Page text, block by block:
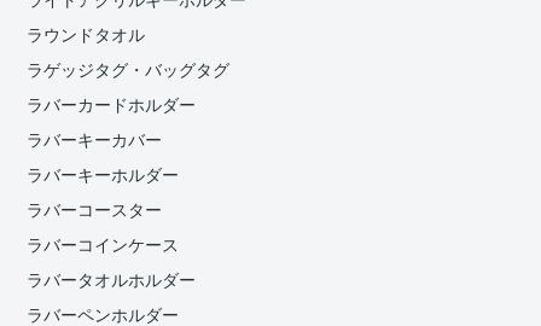
ラウンドタオル
ラゲッジタグ・バッグタグ
ラバーカードホルダー
ラバーキーカバー
ラバーキーホルダー
ラバーコースター
ラバーコインケース
ラバータオルホルダー
ラバーペンホルダー